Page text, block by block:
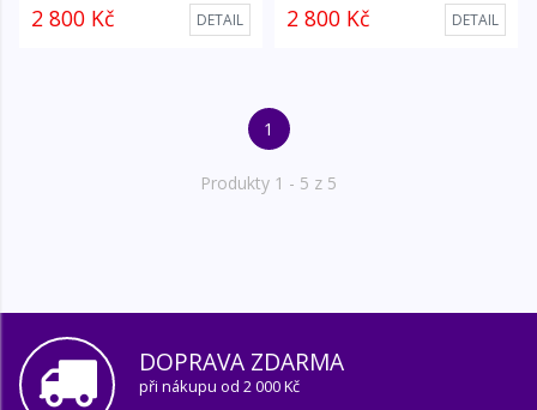
2 800 Kč DETAIL 2 800 Kč DETAIL
1
Produkty 1 - 5 z 5
DOPRAVA ZDARMA
při nákupu od 2 000 Kč